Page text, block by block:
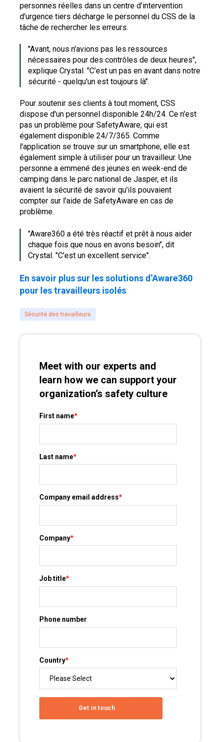
personnes réelles dans un centre d'intervention
d'urgence tiers décharge le personnel du CSS de la
tâche de rechercher les erreurs.
"Avant, nous n'avions pas les ressources
nécessaires pour des contrôles de deux heures",
explique Crystal. "C'est un pas en avant dans notre
sécurité - quelqu'un est toujours là".
Pour soutenir ses clients à tout moment, CSS
dispose d'un personnel disponible 24h/24. Ce n'est
pas un problème pour SafetyAware, qui est
également disponible 24/7/365. Comme
l'application se trouve sur un smartphone, elle est
également simple à utiliser pour un travailleur. Une
personne a emmené des jeunes en week-end de
camping dans le parc national de Jasper, et ils
avaient la sécurité de savoir qu'ils pouvaient
compter sur l'aide de SafetyAware en cas de
problème.
"Aware360 a été très réactif et prêt à nous aider
chaque fois que nous en avons besoin", dit
Crystal. "C'est un excellent service".
En savoir plus sur les solutions d’Aware360
pour les travailleurs isolés
Sécurité des travailleurs
Meet with our experts and
learn how we can support your
organization’s safety culture
First name*
Last name*
Company email address*
Company*
Job title*
Phone number
Country*